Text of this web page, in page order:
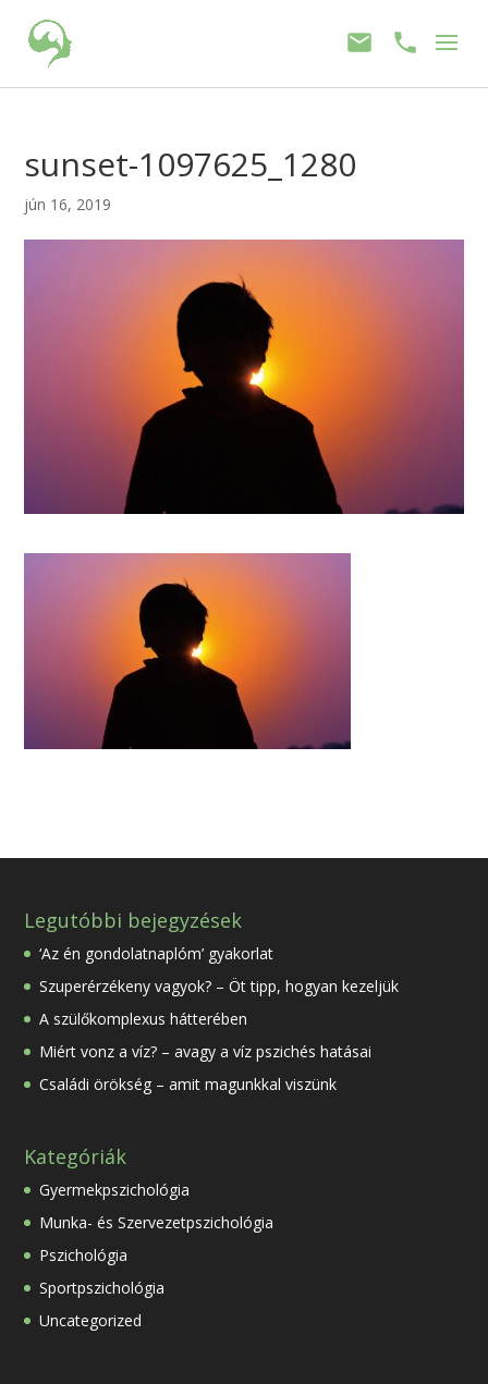
sunset-1097625_1280
jún 16, 2019
Legutóbbi bejegyzések
‘Az én gondolatnaplóm’ gyakorlat
Szuperérzékeny vagyok? – Öt tipp, hogyan kezeljük
A szülőkomplexus hátterében
Miért vonz a víz? – avagy a víz pszichés hatásai
Családi örökség – amit magunkkal viszünk
Kategóriák
Gyermekpszichológia
Munka- és Szervezetpszichológia
Pszichológia
Sportpszichológia
Uncategorized